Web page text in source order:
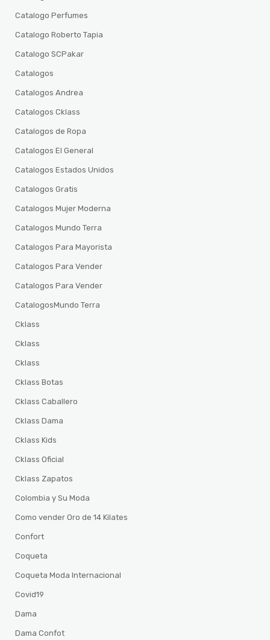
Catalogo Perfumes
Catalogo Roberto Tapia
Catalogo SCPakar
Catalogos
Catalogos Andrea
Catalogos Cklass
Catalogos de Ropa
Catalogos El General
Catalogos Estados Unidos
Catalogos Gratis
Catalogos Mujer Moderna
Catalogos Mundo Terra
Catalogos Para Mayorista
Catalogos Para Vender
Catalogos Para Vender
CatalogosMundo Terra
Cklass
Cklass
Cklass
Cklass Botas
Cklass Caballero
Cklass Dama
Cklass Kids
Cklass Oficial
Cklass Zapatos
Colombia y Su Moda
Como vender Oro de 14 Kilates
Confort
Coqueta
Coqueta Moda Internacional
Covid19
Dama
Dama Confot